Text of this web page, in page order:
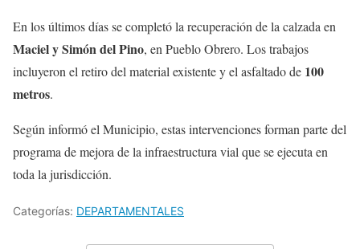
En los últimos días se completó la recuperación de la calzada en
Maciel y Simón del Pino, en Pueblo Obrero. Los trabajos
incluyeron el retiro del material existente y el asfaltado de 100
metros.
Según informó el Municipio, estas intervenciones forman parte del
programa de mejora de la infraestructura vial que se ejecuta en
toda la jurisdicción.
Categorías: DEPARTAMENTALES